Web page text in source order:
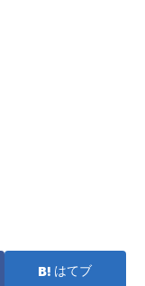
はてブ